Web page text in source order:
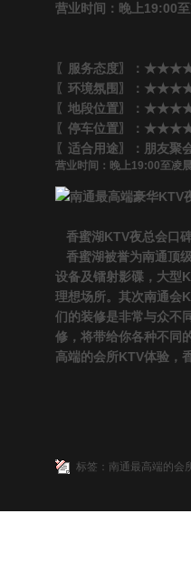
营业时间：晚上19:00
〖服务态度〗：
〖环境氛围〗：
〖地段位置〗：
〖停车位置〗：
〖适合用途〗：朋友聚
营业时间：晚上19:00至凌
香蜜湖KTV夜总会口
香蜜湖被誉为南通顶
设备及镭射影碟，大型
理想场所。其次南通会
们的装修是非常与众不
修，将带给你各种不同
高端的会所KTV体验，
标签： 南通最高端的会